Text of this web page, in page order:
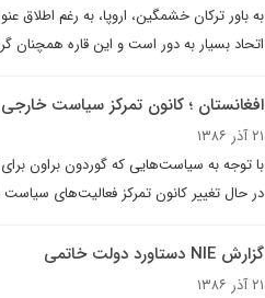
به باور ترکان خشمگین، اروپا، به رغم اطلاق
اتحاد بسیار به دور است و این قاره
افغانستان ؛ کانون تمرکز سیاست خارجی
۲۱ آذر ۱۳۸۶
با توجه به سیاست‌هایی که گوردون براون برای
در حال تغییر کانون تمرکز فعالیت‌های
گزارش NIE دستاورد دولت خاتمى
۲۱ آذر ۱۳۸۶